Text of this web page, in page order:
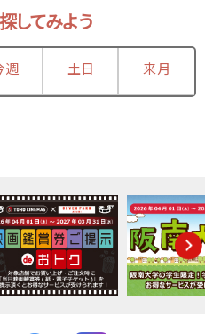
してみよう
週 土日 来月